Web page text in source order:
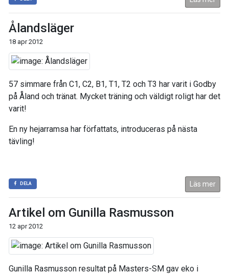
Ålandsläger
18 apr 2012
57 simmare från C1, C2, B1, T1, T2 och T3 har varit i Godby
på Åland och tränat. Mycket träning och väldigt roligt har det
varit!
En ny hejarramsa har författats, introduceras på nästa
tävling!
DELA Läs mer
Artikel om Gunilla Rasmusson
12 apr 2012
Gunilla Rasmusson resultat på Masters-SM gav eko i